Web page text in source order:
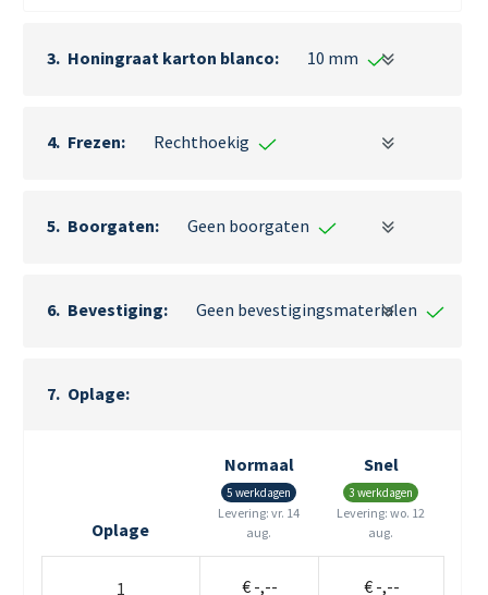
Honingraat karton blanco 10 mm
Frezen Rechthoekig
Boorgaten Geen boorgaten
Bevestiging Geen bevestigingsmaterialen
Oplage
Oplage
Normaal
5 werkdagen
Levering: vr. 14
aug.
Snel
3 werkdagen
Levering: wo. 12
aug.
1 € -,-- € -,--